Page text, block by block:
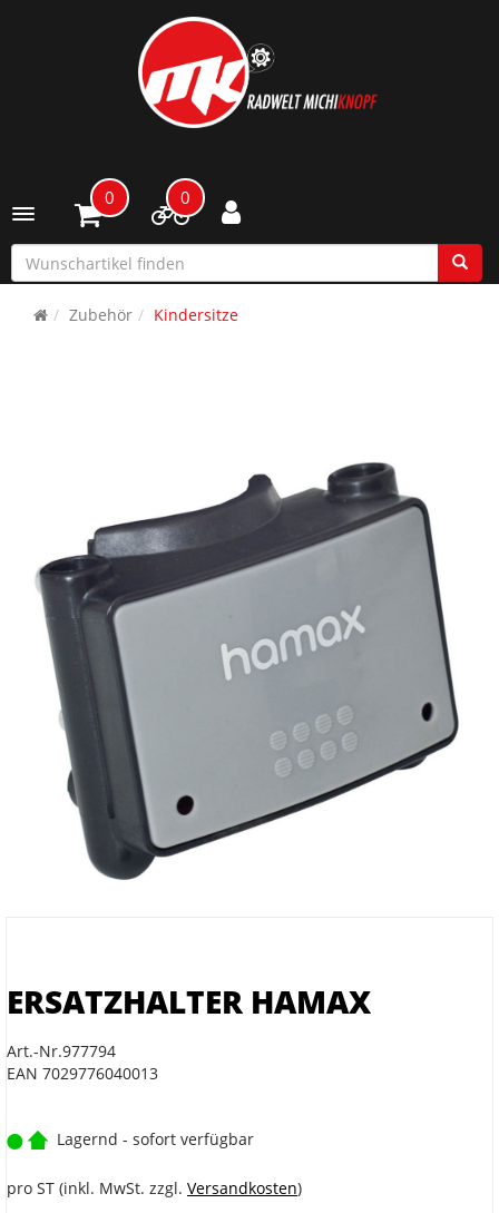
Toggle navigation
0 0
Zubehör Kindersitze
ERSATZHALTER HAMAX
Art.-Nr.977794
EAN 7029776040013
Lagernd - sofort verfügbar
pro ST (inkl. MwSt. zzgl. Versandkosten)